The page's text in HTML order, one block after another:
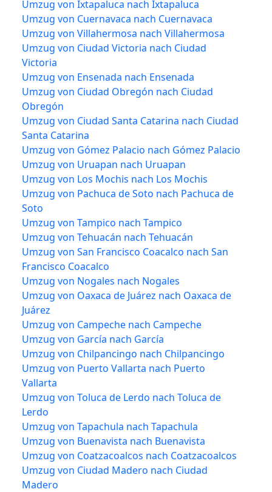
Umzug von Ixtapaluca nach Ixtapaluca
Umzug von Cuernavaca nach Cuernavaca
Umzug von Villahermosa nach Villahermosa
Umzug von Ciudad Victoria nach Ciudad
Victoria
Umzug von Ensenada nach Ensenada
Umzug von Ciudad Obregón nach Ciudad
Obregón
Umzug von Ciudad Santa Catarina nach Ciudad
Santa Catarina
Umzug von Gómez Palacio nach Gómez Palacio
Umzug von Uruapan nach Uruapan
Umzug von Los Mochis nach Los Mochis
Umzug von Pachuca de Soto nach Pachuca de
Soto
Umzug von Tampico nach Tampico
Umzug von Tehuacán nach Tehuacán
Umzug von San Francisco Coacalco nach San
Francisco Coacalco
Umzug von Nogales nach Nogales
Umzug von Oaxaca de Juárez nach Oaxaca de
Juárez
Umzug von Campeche nach Campeche
Umzug von García nach García
Umzug von Chilpancingo nach Chilpancingo
Umzug von Puerto Vallarta nach Puerto
Vallarta
Umzug von Toluca de Lerdo nach Toluca de
Lerdo
Umzug von Tapachula nach Tapachula
Umzug von Buenavista nach Buenavista
Umzug von Coatzacoalcos nach Coatzacoalcos
Umzug von Ciudad Madero nach Ciudad
Madero